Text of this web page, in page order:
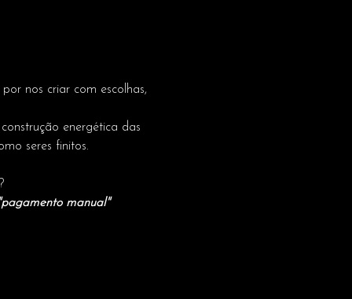
nos criar com escolhas,
energética das
seres finitos.
"pagamento manual"